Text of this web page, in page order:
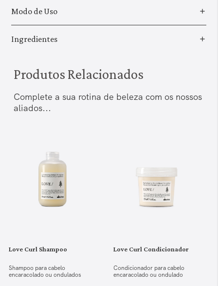
Modo de Uso
Ingredientes
Produtos Relacionados
Complete a sua rotina de beleza com os nossos
aliados...
Love Curl Shampoo
Shampoo para cabelo
encaracolado ou ondulados
Love Curl Condicionador
Condicionador para cabelo
encaracolado ou ondulado